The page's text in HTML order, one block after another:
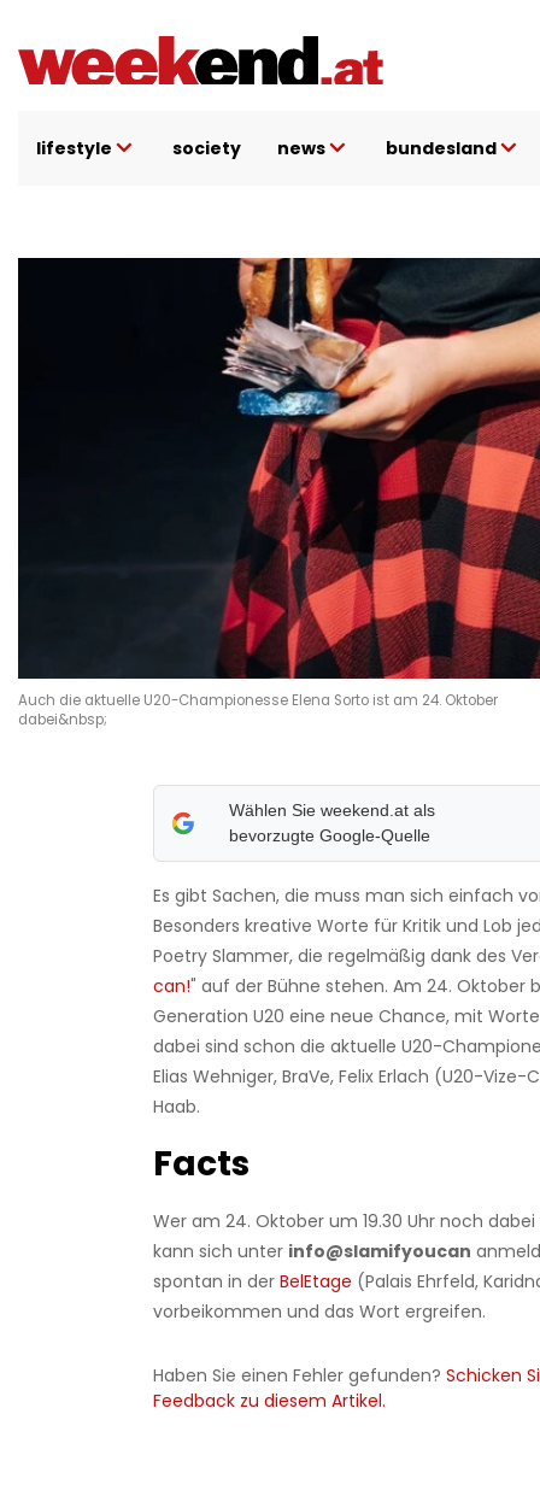
Inhalt
lifestyle society news bundesland
Auch die aktuelle U20-Championesse Elena Sorto ist am 24. Oktober
dabei&nbsp;
Wählen Sie weekend.at als
bevorzugte Google-Quelle
Es gibt Sachen, die muss man sich einfach
Besonders kreative Worte für Kritik und Lob
Poetry Slammer, die regelmäßig dank des
can!" auf der Bühne stehen. Am 24. Oktober
Generation U20 eine neue Chance, mit
dabei sind schon die aktuelle U20-
Elias Wehniger, BraVe, Felix Erlach (U20-
Haab.
Facts
Wer am 24. Oktober um 19.30 Uhr noch
kann sich unter info@slamifyoucan
spontan in der BelEtage (Palais Ehrfeld,
vorbeikommen und das Wort ergreifen.
Haben Sie einen Fehler gefunden?Schicken
Feedback zu diesem Artikel.